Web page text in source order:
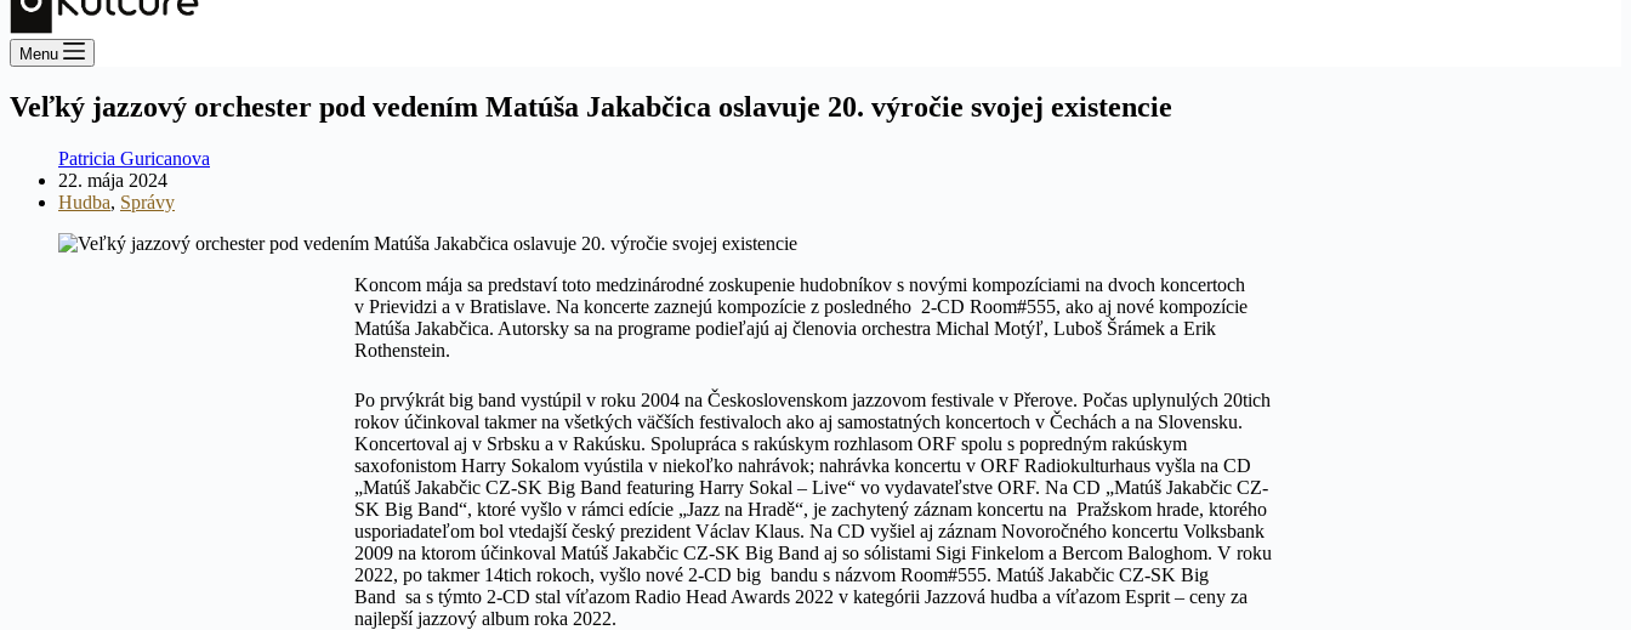
Menu
Veľký jazzový orchester pod vedením Matúša Jakabčica oslavuje 20. výročie svojej existencie
Patricia Guricanova
22. mája 2024
Hudba, Správy
Koncom mája sa predstaví toto medzinárodné zoskupenie hudobníkov s novými kompozíciami na dvoch koncertoch
v Prievidzi a v Bratislave. Na koncerte zaznejú kompozície z posledného 2-CD Room#555, ako aj nové kompozície
Matúša Jakabčica. Autorsky sa na programe podieľajú aj členovia orchestra Michal Motýľ, Luboš Šrámek a Erik
Rothenstein.
Po prvýkrát big band vystúpil v roku 2004 na Československom jazzovom festivale v Přerove. Počas uplynulých 20tich
rokov účinkoval takmer na všetkých väčších festivaloch ako aj samostatných koncertoch v Čechách a na Slovensku.
Koncertoval aj v Srbsku a v Rakúsku. Spolupráca s rakúskym rozhlasom ORF spolu s popredným rakúskym
saxofonistom Harry Sokalom vyústila v niekoľko nahrávok; nahrávka koncertu v ORF Radiokulturhaus vyšla na CD
„Matúš Jakabčic CZ-SK Big Band featuring Harry Sokal – Live“ vo vydavateľstve ORF. Na CD „Matúš Jakabčic CZ-
SK Big Band“, ktoré vyšlo v rámci edície „Jazz na Hradě“, je zachytený záznam koncertu na Pražskom hrade, ktorého
usporiadateľom bol vtedajší český prezident Václav Klaus. Na CD vyšiel aj záznam Novoročného koncertu Volksbank
2009 na ktorom účinkoval Matúš Jakabčic CZ-SK Big Band aj so sólistami Sigi Finkelom a Bercom Baloghom. V roku
2022, po takmer 14tich rokoch, vyšlo nové 2-CD big bandu s názvom Room#555. Matúš Jakabčic CZ-SK Big
Band sa s týmto 2-CD stal víťazom Radio Head Awards 2022 v kategórii Jazzová hudba a víťazom Esprit – ceny za
najlepší jazzový album roka 2022.